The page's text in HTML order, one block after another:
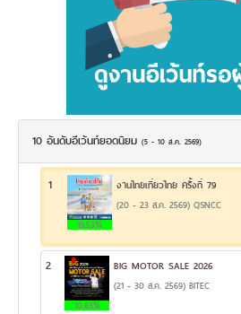
10 อันดับอีเว้นท์ยอดนิยม (5 - 10 ส.ค. 2569)
1
19.53%
งานไทยเที่ยวไทย ครั้งที่ 79
(20 - 23 ส.ค. 2569) QSNCC
2
10.83%
BIG MOTOR SALE 2026
(21 - 30 ส.ค. 2569) BITEC